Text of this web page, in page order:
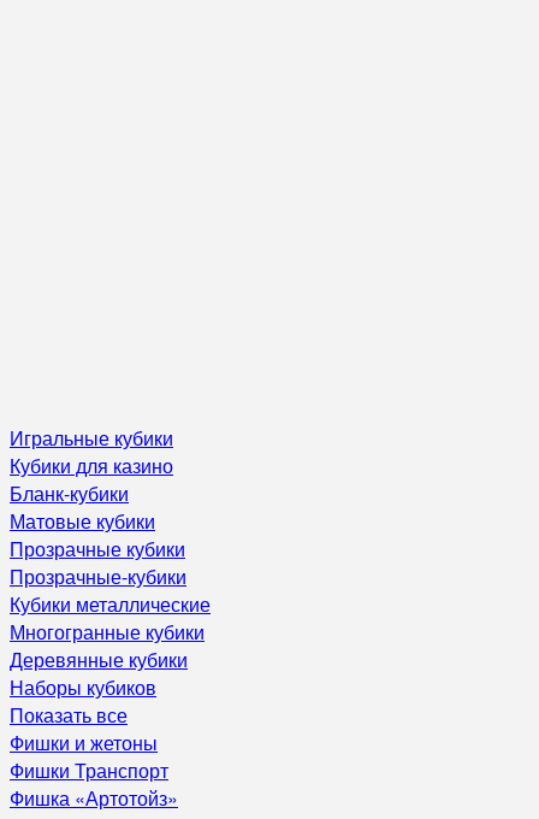
Игральные кубики
Кубики для казино
Бланк-кубики
Матовые кубики
Прозрачные кубики
Прозрачные-кубики
Кубики металлические
Многогранные кубики
Деревянные кубики
Наборы кубиков
Показать все
Фишки и жетоны
Фишки Транспорт
Фишка «Артотойз»